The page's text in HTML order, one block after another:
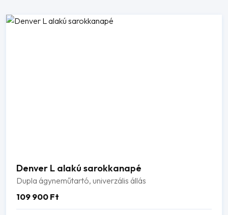
Denver L alakú sarokkanapé
Dupla ágyneműtartó, univerzális állás
109 900 Ft